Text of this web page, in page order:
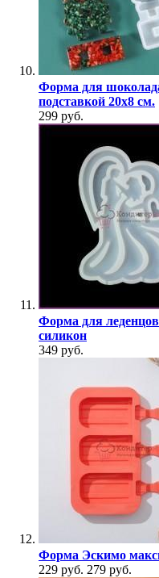
Форма для
подставкой 20х8 см.
299 руб.
Форма для
силикон
349 руб.
Форма Эскимо
229 руб. 279 руб.